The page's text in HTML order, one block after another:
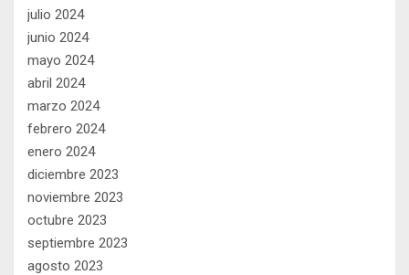
julio 2024
junio 2024
mayo 2024
abril 2024
marzo 2024
febrero 2024
enero 2024
diciembre 2023
noviembre 2023
octubre 2023
septiembre 2023
agosto 2023